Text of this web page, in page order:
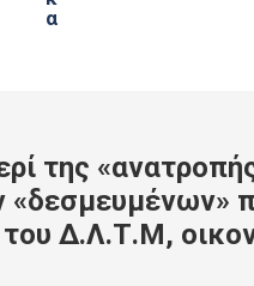
της
«δεσμευμένων»
Δ.Λ.Τ.Μ,